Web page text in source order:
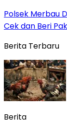
Polsek Merbau
Cek dan Beri
Berita Terbaru
Berita